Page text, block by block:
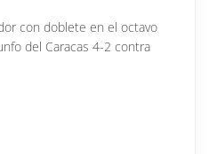
con doblete en el octavo
del Caracas 4-2 contra